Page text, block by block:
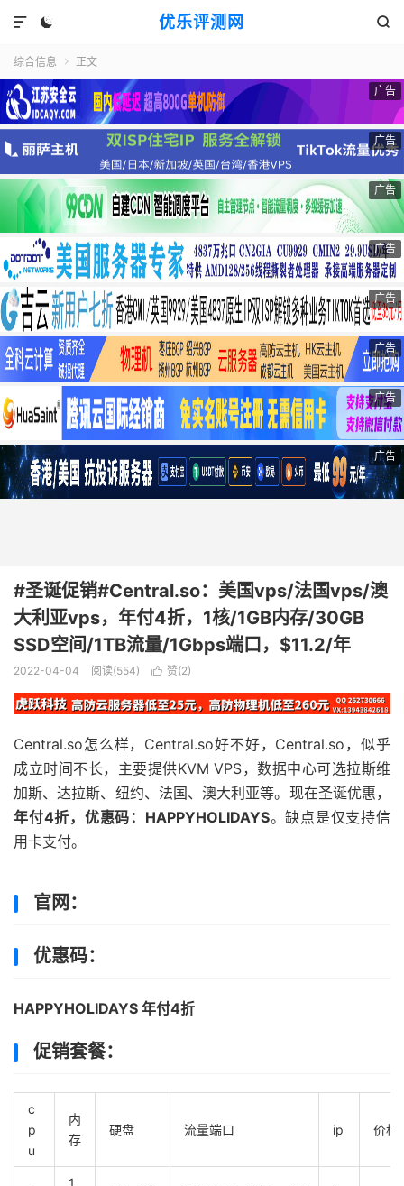
优乐评测网
 

综合信息  正文
广告
广告
广告
广告
广告
广告
广告
广告
#圣诞促销#Central.so：美国vps/法国vps/澳
大利亚vps，年付4折，1核/1GB内存/30GB
SSD空间/1TB流量/1Gbps端口，$11.2/年
2022-04-04 阅读(554)  赞(2)
Central.so怎么样，Central.so好不好，Central.so，似乎
成立时间不长，主要提供KVM VPS，数据中心可选拉斯维
加斯、达拉斯、纽约、法国、澳大利亚等。现在圣诞优惠，
年付4折，优惠码：HAPPYHOLIDAYS。缺点是仅支持信
用卡支付。
官网：
优惠码：
HAPPYHOLIDAYS 年付4折
促销套餐：
c
p
u
内
存
硬盘 流量端口 ip 价格